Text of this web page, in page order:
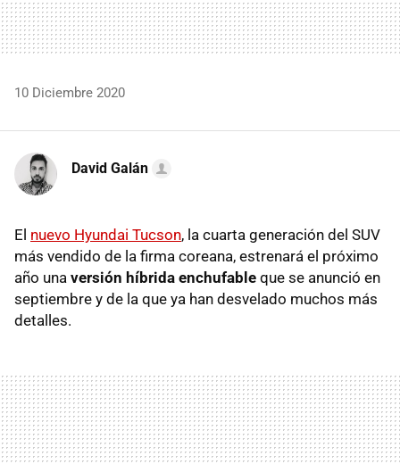
10 Diciembre 2020
David Galán
El nuevo Hyundai Tucson, la cuarta generación del SUV
más vendido de la firma coreana, estrenará el próximo
año una versión híbrida enchufable que se anunció en
septiembre y de la que ya han desvelado muchos más
detalles.